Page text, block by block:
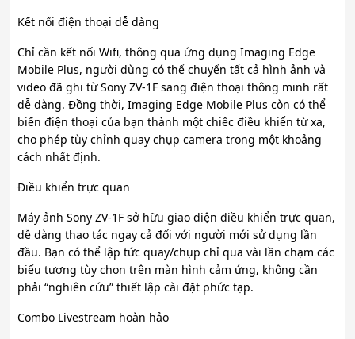
Kết nối điện thoại dễ dàng
Chỉ cần kết nối Wifi, thông qua ứng dụng Imaging Edge
Mobile Plus, người dùng có thể chuyển tất cả hình ảnh và
video đã ghi từ Sony ZV-1F sang điện thoại thông minh rất
dễ dàng. Đồng thời, Imaging Edge Mobile Plus còn có thể
biến điện thoại của bạn thành một chiếc điều khiển từ xa,
cho phép tùy chỉnh quay chụp camera trong một khoảng
cách nhất định.
Điều khiển trực quan
Máy ảnh Sony ZV-1F sở hữu giao diện điều khiển trực quan,
dễ dàng thao tác ngay cả đối với người mới sử dụng lần
đầu. Bạn có thể lập tức quay/chụp chỉ qua vài lần chạm các
biểu tượng tùy chọn trên màn hình cảm ứng, không cần
phải “nghiên cứu” thiết lập cài đặt phức tạp.
Combo Livestream hoàn hảo